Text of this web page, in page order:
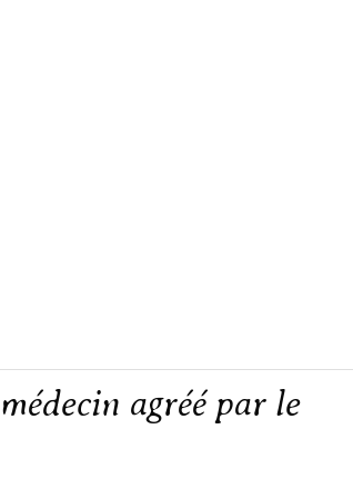
agréé par le